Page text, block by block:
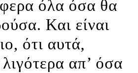
όλα όσα θα
Και είναι
ότι αυτά,
απ’ όσα